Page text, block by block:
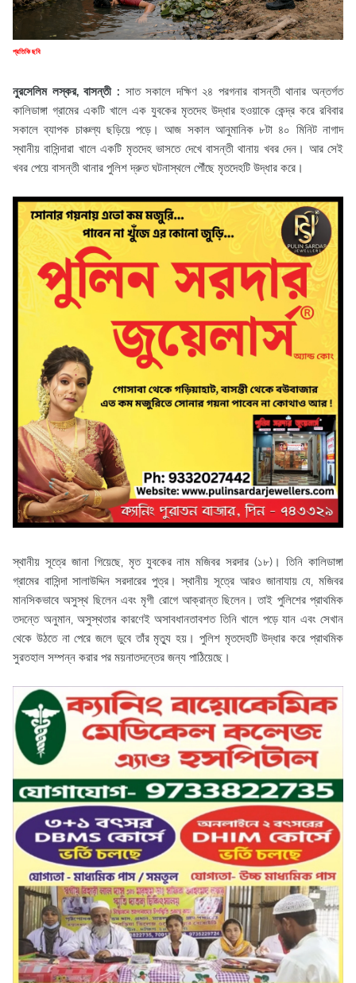
প্রতিকি ছবি
নুরসেলিম লস্কর, বাসন্তী : সাত সকালে দক্ষিণ ২৪ পরগনার বাসন্তী থানার অন্তর্গত
কালিডাঙ্গা গ্রামের একটি খালে এক যুবকের মৃতদেহ উদ্ধার হওয়াকে কেন্দ্র করে রবিবার
সকালে ব্যাপক চাঞ্চল্য ছড়িয়ে পড়ে। আজ সকাল আনুমানিক ৮টা ৪০ মিনিট নাগাদ
স্থানীয় বাসিন্দারা খালে একটি মৃতদেহ ভাসতে দেখে বাসন্তী থানায় খবর দেন। আর সেই
খবর পেয়ে বাসন্তী থানার পুলিশ দ্রুত ঘটনাস্থলে পৌঁছে মৃতদেহটি উদ্ধার করে।
স্থানীয় সূত্রে জানা গিয়েছে, মৃত যুবকের নাম মজিবর সরদার (১৮)। তিনি কালিডাঙ্গা
গ্রামের বাসিন্দা সালাউদ্দিন সরদারের পুত্র। স্থানীয় সূত্রে আরও জানাযায় যে, মজিবর
মানসিকভাবে অসুস্থ ছিলেন এবং মৃগী রোগে আক্রান্ত ছিলেন। তাই পুলিশের প্রাথমিক
তদন্তে অনুমান, অসুস্থতার কারণেই অসাবধানতাবশত তিনি খালে পড়ে যান এবং সেখান
থেকে উঠতে না পেরে জলে ডুবে তাঁর মৃত্যু হয়। পুলিশ মৃতদেহটি উদ্ধার করে প্রাথমিক
সুরতহাল সম্পন্ন করার পর ময়নাতদন্তের জন্য পাঠিয়েছে।